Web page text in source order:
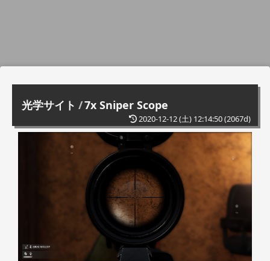
光学サイト /7x Sniper Scope
2020-12-12 (土) 12:14:50(2067d)